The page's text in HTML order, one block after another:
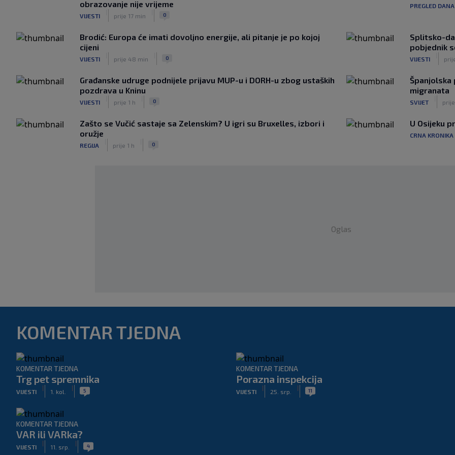
obrazovanje nije vrijeme
VIJESTI prije 17 min 0
PREGLED DANA
Brodić: Europa će imati dovoljno energije, ali pitanje je po kojoj
cijeni
VIJESTI prije 48 min 0
Splitsko-
pobjednik
VIJESTI
Građanske udruge podnijele prijavu MUP-u i DORH-u zbog ustaških
pozdrava u Kninu
VIJESTI prije 1 h 0
Španjolska
migranata
SVIJET
Zašto se Vučić sastaje sa Zelenskim? U igri su Bruxelles, izbori i
oružje
REGIJA prije 1 h 0
U Osijeku
CRNA KRONIKA
Oglas
KOMENTAR TJEDNA
KOMENTAR TJEDNA
Trg pet spremnika
VIJESTI
|
1. kol.
| 5
KOMENTAR TJEDNA
Porazna inspekcija
VIJESTI
|
25. srp.
| 11
KOMENTAR TJEDNA
VAR ili VARka?
VIJESTI
|
11. srp.
| 4